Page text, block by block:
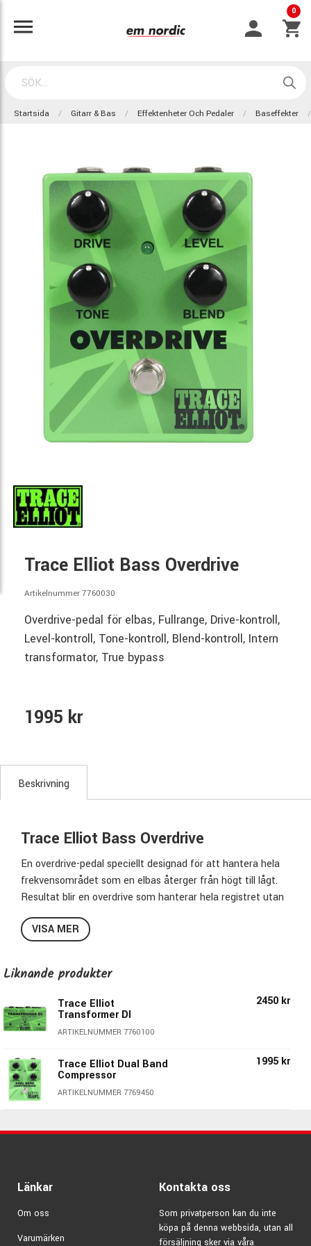
0
Startsida Gitarr & Bas Effektenheter Och Pedaler Baseffekter
Trace Elliot Bass Overdrive
Artikelnummer 7760030
Overdrive-pedal för elbas, Fullrange, Drive-kontroll,
Level-kontroll, Tone-kontroll, Blend-kontroll, Intern
transformator, True bypass
1995 kr
Beskrivning
Trace Elliot Bass Overdrive
En overdrive-pedal speciellt designad för att hantera hela
frekvensområdet som en elbas återger från högt till lågt.
Resultat blir en overdrive som hanterar hela registret utan
att att tappa botten. Trace Elliot Bass Overdrive är
bestyckad med en invändig transformator för att ge
signalkvaliteten.
Drive-kontroll
Level-kontroll
Blend-kontroll
True Bypass
Intern transformator
(ingår ej)
VISA MER
Liknande produkter
Trace Elliot
Transformer DI
ARTIKELNUMMER 7760100
2450 kr
Trace Elliot Dual Band
Compressor
ARTIKELNUMMER 7769450
1995 kr
Länkar
Om oss
Varumärken
Kontakta oss
Som privatperson kan du inte
köpa på denna webbsida, utan all
försäljning sker via våra